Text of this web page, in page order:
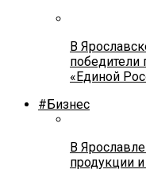
В
победители
«Единой
#Бизнес
В
продукции